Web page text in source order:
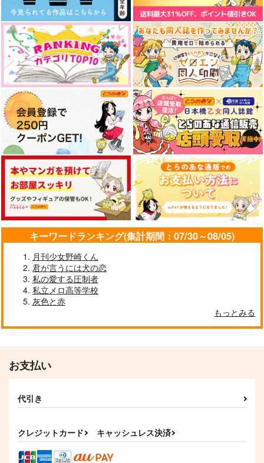
キーワードランキング(集計期間：07/30～08/05)
月刊少女野崎くん
君が言うには犬の恋
私の愛する圧制者
私立メロ高等学校
灰色と赤
もっとみる
お支払い
代引き
クレジットカード キャッシュレス決済